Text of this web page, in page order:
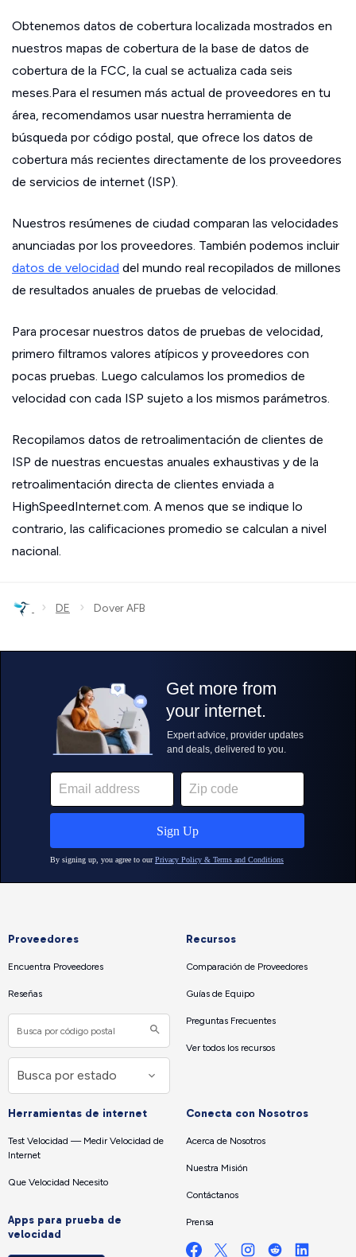
Obtenemos datos de cobertura localizada mostrados en
nuestros mapas de cobertura de la base de datos de
cobertura de la FCC, la cual se actualiza cada seis
meses.Para el resumen más actual de proveedores en tu
área, recomendamos usar nuestra herramienta de
búsqueda por código postal, que ofrece los datos de
cobertura más recientes directamente de los proveedores
de servicios de internet (ISP).
Nuestros resúmenes de ciudad comparan las velocidades
anunciadas por los proveedores. También podemos incluir
datos de velocidad del mundo real recopilados de millones
de resultados anuales de pruebas de velocidad.
Para procesar nuestros datos de pruebas de velocidad,
primero filtramos valores atípicos y proveedores con
pocas pruebas. Luego calculamos los promedios de
velocidad con cada ISP sujeto a los mismos parámetros.
Recopilamos datos de retroalimentación de clientes de
ISP de nuestras encuestas anuales exhaustivas y de la
retroalimentación directa de clientes enviada a
HighSpeedInternet.com. A menos que se indique lo
contrario, las calificaciones promedio se calculan a nivel
nacional.
› DE › Dover AFB
Proveedores
Encuentra Proveedores
Reseñas
Recursos
Comparación de Proveedores
Guías de Equipo
Preguntas Frecuentes
Ver todos los recursos
Herramientas de internet
Test Velocidad — Medir Velocidad de
Internet
Que Velocidad Necesito
Apps para prueba de
velocidad
Conecta con Nosotros
Acerca de Nosotros
Nuestra Misión
Contáctanos
Prensa